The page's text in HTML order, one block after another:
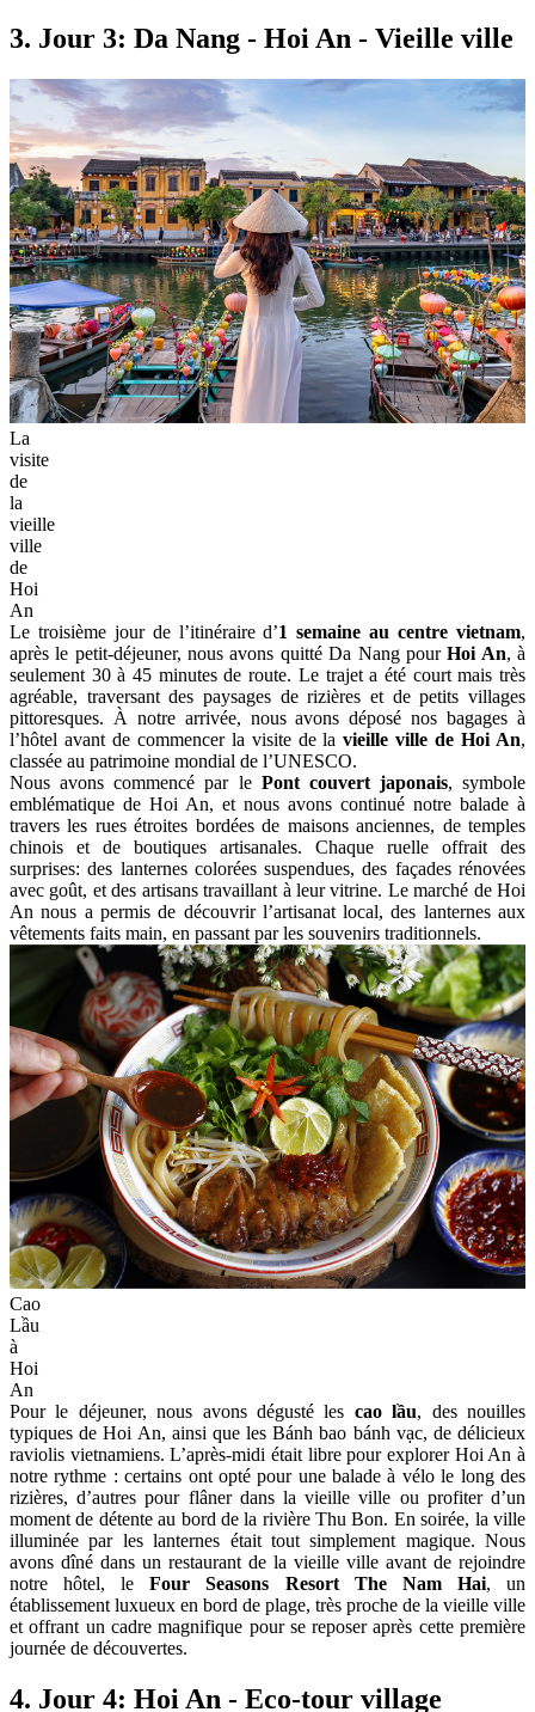
3. Jour 3: Da Nang - Hoi An - Vieille ville
La
visite
de
la
vieille
ville
de
Hoi
An
Le troisième jour de l’itinéraire d’1 semaine au centre vietnam,
après le petit-déjeuner, nous avons quitté Da Nang pourHoi An, à
seulement 30 à 45 minutes de route. Le trajet a été court mais très
agréable, traversant des paysages de rizières et de petits villages
pittoresques. À notre arrivée, nous avons déposé nos bagages à
l’hôtel avant de commencer la visite de lavieille ville de Hoi An,
classée au patrimoine mondial de l’UNESCO.
Nous avons commencé par le Pont couvert japonais, symbole
emblématique de Hoi An, et nous avons continué notre balade à
travers les rues étroites bordées de maisons anciennes, de temples
chinois et de boutiques artisanales. Chaque ruelle offrait des
surprises: des lanternes colorées suspendues, des façades rénovées
avec goût, et des artisans travaillant à leur vitrine. Le marché de Hoi
An nous a permis de découvrir l’artisanat local, des lanternes aux
vêtements faits main, en passant par les souvenirs traditionnels.
Cao
Lầu
à
Hoi
An
Pour le déjeuner, nous avons dégusté les cao lầu, des nouilles
typiques de Hoi An, ainsi que les Bánh bao bánh vạc, de délicieux
raviolis vietnamiens. L’après-midi était libre pour explorer Hoi An à
notre rythme : certains ont opté pour une balade à vélo le long des
rizières, d’autres pour flâner dans la vieille ville ou profiter d’un
moment de détente au bord de la rivière Thu Bon. En soirée, la ville
illuminée par les lanternes était tout simplement magique. Nous
avons dîné dans un restaurant de la vieille ville avant de rejoindre
notre hôtel, leFour Seasons Resort The Nam Hai, un
établissement luxueux en bord de plage, très proche de la vieille ville
et offrant un cadre magnifique pour se reposer après cette première
journée de découvertes.
4. Jour 4: Hoi An - Eco-tour village